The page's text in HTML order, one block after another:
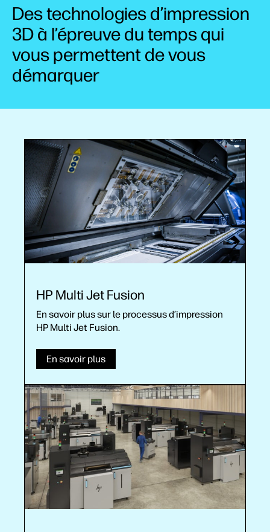
Des technologies d’impression
3D à l’épreuve du temps qui
vous permettent de vous
démarquer
HP Multi Jet Fusion
En savoir plus sur le processus d’impression
HP Multi Jet Fusion.
En savoir plus